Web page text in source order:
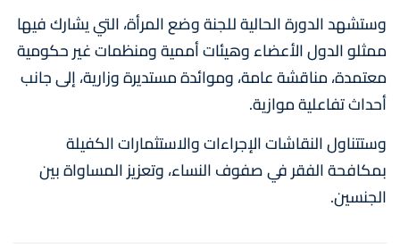
وستشهد الدورة الحالية للجنة وضع المرأة، التي يشارك فيها
ممثلو الدول الأعضاء وهيئات أممية ومنظمات غير حكومية
معتمدة، مناقشة عامة، وموائدة مستديرة وزارية، إلى جانب
أحداث تفاعلية موازية.
وستتناول النقاشات الإجراءات والاستثمارات الكفيلة
بمكافحة الفقر في صفوف النساء، وتعزيز المساواة بين
الجنسين.